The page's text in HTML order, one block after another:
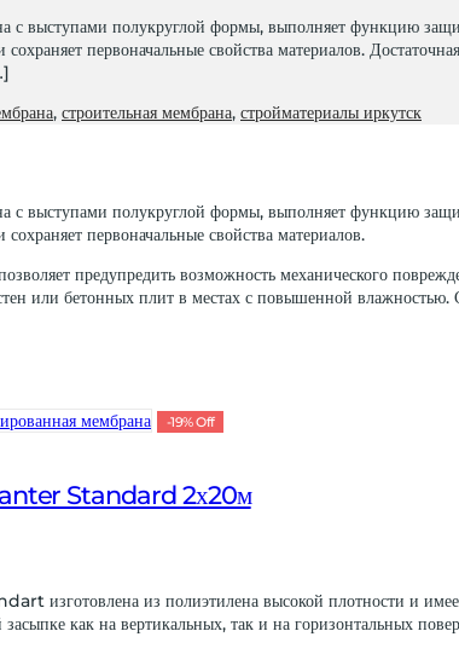
с выступами полукруглой формы, выполняет функцию
первоначальные свойства материалов.
, строительная мембрана, стройматериалы иркутск
с выступами полукруглой формы, выполняет функцию
первоначальные свойства материалов.
предупредить возможность механического
или бетонных плит в местах с повышенной
-19%Off
Standard 2х20м
изготовлена из полиэтилена высокой плотности и
как на вертикальных, так и на горизонтальных